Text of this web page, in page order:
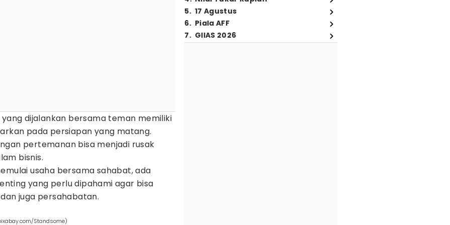
dijalankan bersama teman memiliki
pada persiapan yang matang.
pertemanan bisa menjadi rusak
bisnis.
usaha bersama sahabat, ada
yang perlu dipahami agar bisa
juga persahabatan.
Standsome)
5. 17 Agustus
6. Piala AFF
7. GIIAS 2026